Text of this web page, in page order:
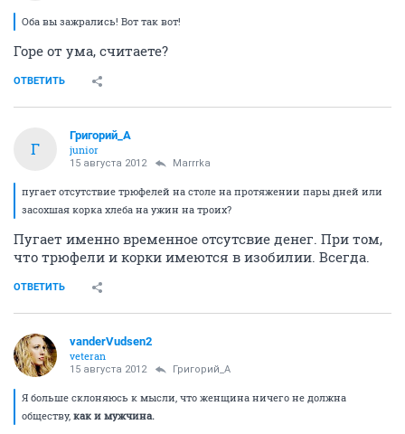
Оба вы зажрались! Вот так вот!
Горе от ума, считаете?
ОТВЕТИТЬ
Г
Григорий_А
junior
15 августа 2012 Marrrka
пугает отсутствие трюфелей на столе на протяжении пары дней или
засохшая корка хлеба на ужин на троих?
Пугает именно временное отсутсвие денег. При том,
что трюфели и корки имеются в изобилии. Всегда.
ОТВЕТИТЬ
vanderVudsen2
veteran
15 августа 2012 Григорий_А
Я больше склоняюсь к мысли, что женщина ничего не должна
обществу, как и мужчина.